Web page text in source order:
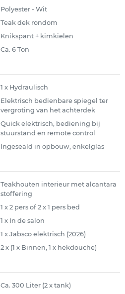
Polyester - Wit
Teak dek rondom
Knikspant + kimkielen
Ca. 6 Ton
1 x Hydraulisch
Elektrisch bedienbare spiegel ter
vergroting van het achterdek
Quick elektrisch, bediening bij
stuurstand en remote control
Ingeseald in opbouw, enkelglas
Teakhouten interieur met alcantara
stoffering
1 x 2 pers of 2 x 1 pers bed
1 x In de salon
1 x Jabsco elektrisch (2026)
2 x (1 x Binnen, 1 x hekdouche)
Ca. 300 Liter (2 x tank)